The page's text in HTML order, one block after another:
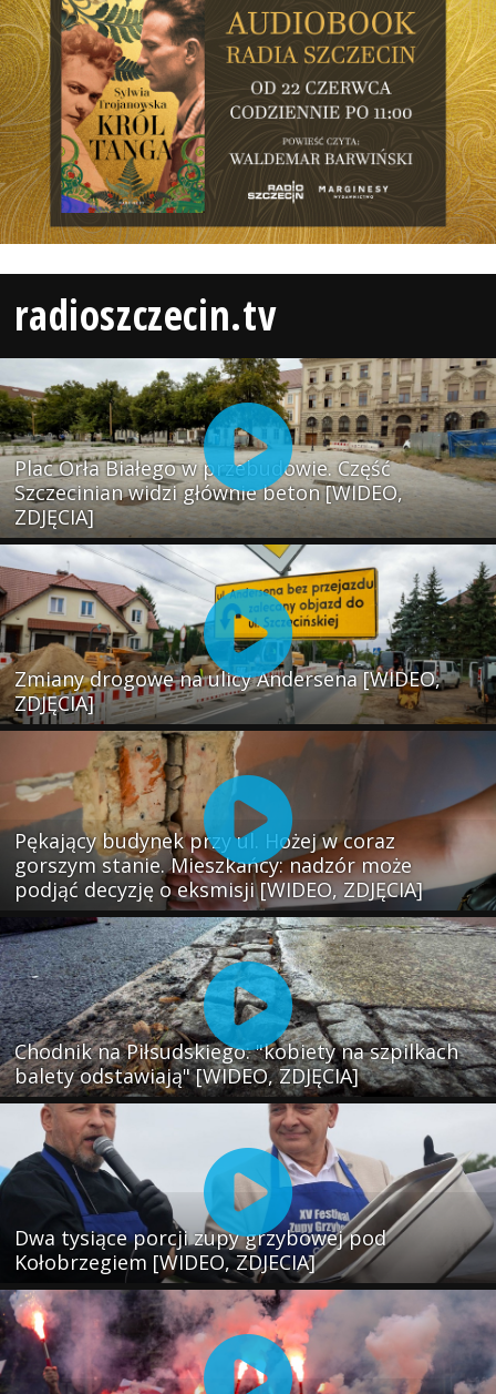
radioszczecin.tv
Plac Orła Białego w przebudowie. Część
Szczecinian widzi głównie beton [WIDEO,
ZDJĘCIA]
Zmiany drogowe na ulicy Andersena [WIDEO,
ZDJĘCIA]
Pękający budynek przy ul. Hożej w coraz
gorszym stanie. Mieszkańcy: nadzór może
podjąć decyzję o eksmisji [WIDEO, ZDJĘCIA]
Chodnik na Piłsudskiego: "kobiety na szpilkach
balety odstawiają" [WIDEO, ZDJĘCIA]
Dwa tysiące porcji zupy grzybowej pod
Kołobrzegiem [WIDEO, ZDJECIA]